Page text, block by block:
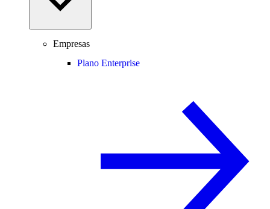
Empresas
Plano Enterprise